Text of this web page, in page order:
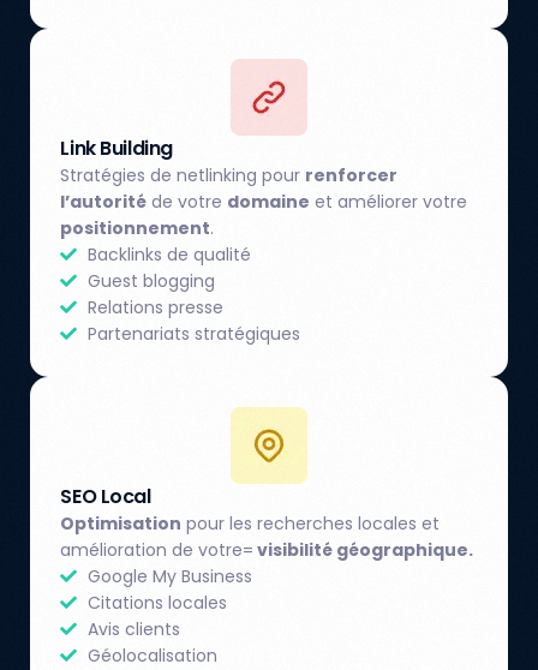
Link Building
Stratégies de netlinking pour renforcer
l’autorité de votre domaine et améliorer votre
positionnement.
Backlinks de qualité
Guest blogging
Relations presse
Partenariats stratégiques
SEO Local
Optimisation pour les recherches locales et
amélioration de votre= visibilité géographique.
Google My Business
Citations locales
Avis clients
Géolocalisation